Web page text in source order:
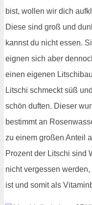
bist, wollen wir dich
Diese sind groß und
kannst du nicht essen.
eignen sich aber
einen eigenen
Litschi schmeckt süß
schön duften. Dieser
bestimmt an
zu einem großen Anteil
Prozent der Litschi sind
nicht vergessen
ist und somit als